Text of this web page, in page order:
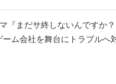
『まだサ終しないんですか
ム会社を舞台にトラブルへ